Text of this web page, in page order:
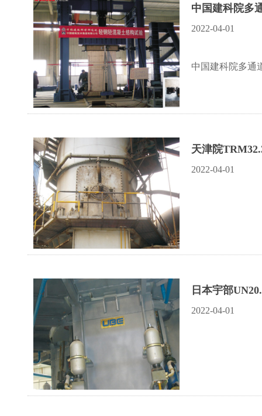
中国建科院多
2022-04-01
中国建科院多通
天津院
2022-04-01
日本宇部
2022-04-01